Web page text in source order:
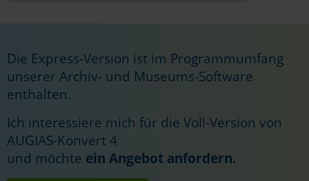
Die Express-Version ist im Programmumfang
unserer Archiv- und Museums-Software
enthalten.
Ich interessiere mich für die Voll-Version von
AUGIAS-Konvert 4
und möchte ein Angebot anfordern.